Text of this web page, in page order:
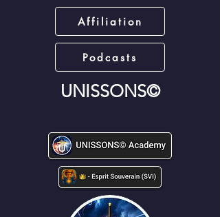
Affiliation
Podcasts
UNISSONS©